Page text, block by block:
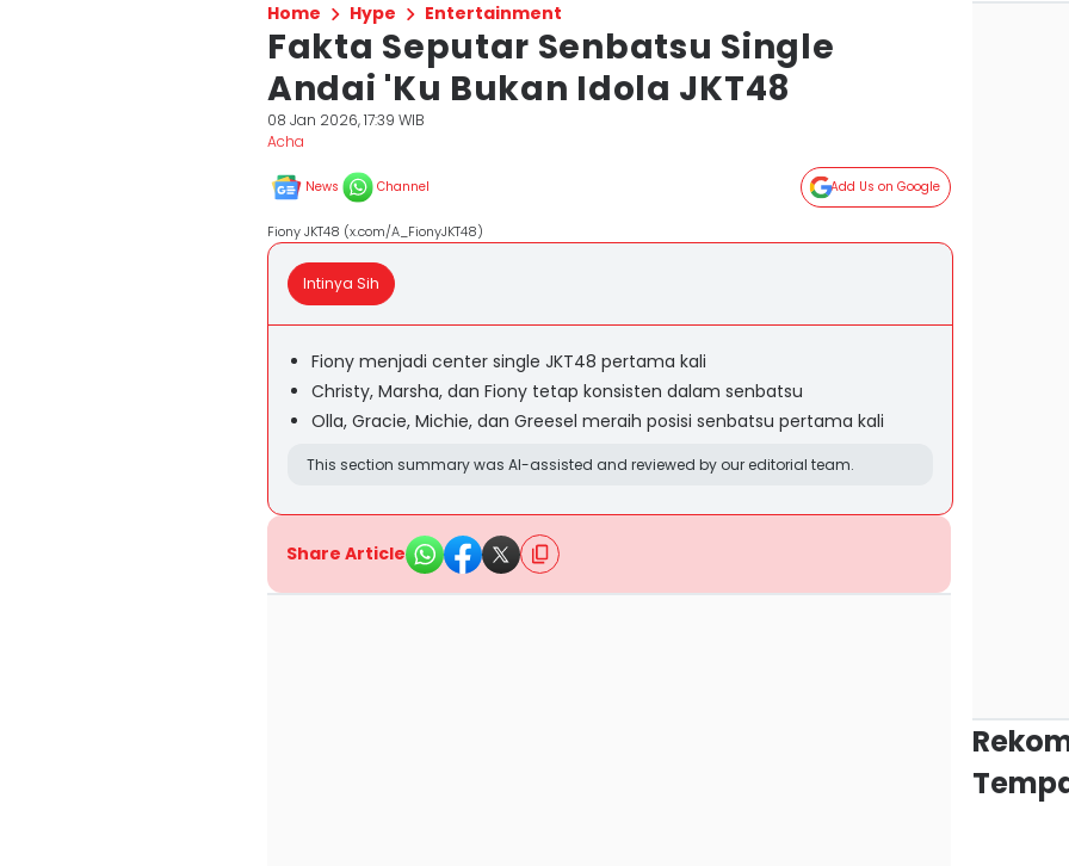
Home Hype Entertainment
Fakta Seputar Senbatsu Single
Andai 'Ku Bukan Idola JKT48
08 Jan 2026, 17:39 WIB
Acha
News Channel Add Us on Google
Fiony JKT48 (x.com/A_FionyJKT48)
Intinya Sih
Fiony menjadi center single JKT48 pertama kali
Christy, Marsha, dan Fiony tetap konsisten dalam senbatsu
Olla, Gracie, Michie, dan Greesel meraih posisi senbatsu pertama kali
This section summary was AI-assisted and reviewed by our editorial team.
Share Article